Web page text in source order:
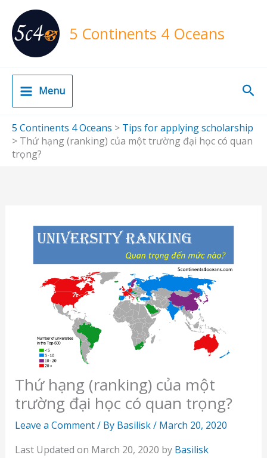
content
5 Continents 4 Oceans
Menu
5 Continents 4 Oceans > Tips for applying scholarship
> Thứ hạng (ranking) của một trường đại học có quan
trọng?
Thứ hạng (ranking) của một
trường đại học có quan trọng?
Leave a Comment/ By Basilisk/ March 20, 2020
Last Updated on March 20, 2020 by Basilisk